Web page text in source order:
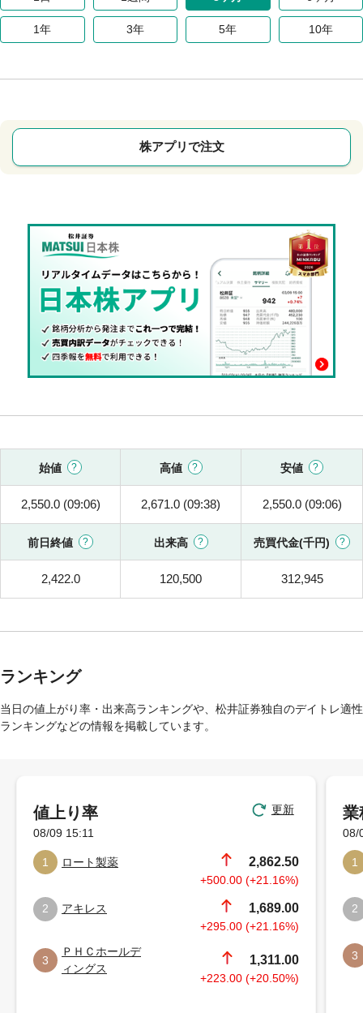
1年 3年 5年 10年
株アプリで注文
始値 高値 安値
2,550.0 (09:06) 2,671.0 (09:38) 2,550.0 (09:06)
前日終値 出来高 売買代金(千円)
2,422.0 120,500 312,945
ランキング
当日の値上がり率・出来高ランキングや、松井証券独自のデイトレ適性
ランキングなどの情報を掲載しています。